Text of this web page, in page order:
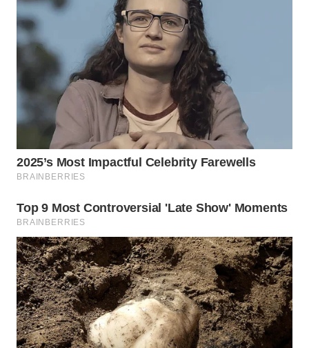
WN
BEKASI
BOGOR
DEPOK
WN
TAPANULI
SAMOSIR
WN
PADANG
LAWAS